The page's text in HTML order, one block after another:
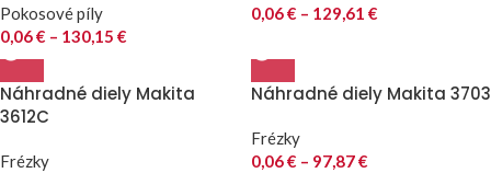
Pokosové píly
0,06€ – 130,15 €
0,06€ – 129,61 €
Náhradné diely Makita
3612C
Frézky
Náhradné diely Makita 3703
Frézky
0,06€ – 97,87€